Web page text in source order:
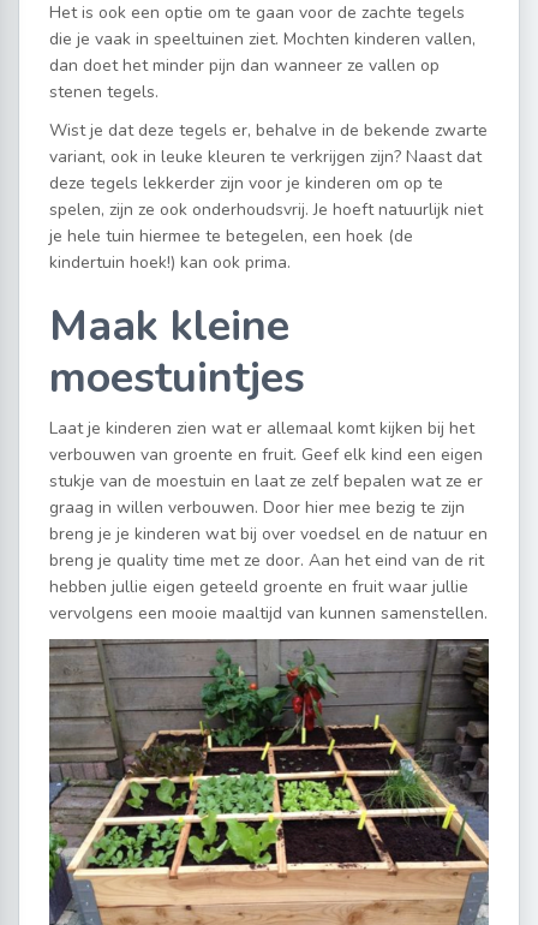
Het is ook een optie om te gaan voor de zachte tegels
die je vaak in speeltuinen ziet. Mochten kinderen vallen,
dan doet het minder pijn dan wanneer ze vallen op
stenen tegels.
Wist je dat deze tegels er, behalve in de bekende zwarte
variant, ook in leuke kleuren te verkrijgen zijn? Naast dat
deze tegels lekkerder zijn voor je kinderen om op te
spelen, zijn ze ook onderhoudsvrij. Je hoeft natuurlijk niet
je hele tuin hiermee te betegelen, een hoek (de
kindertuin hoek!) kan ook prima.
Maak kleine
moestuintjes
Laat je kinderen zien wat er allemaal komt kijken bij het
verbouwen van groente en fruit. Geef elk kind een eigen
stukje van de moestuin en laat ze zelf bepalen wat ze er
graag in willen verbouwen. Door hier mee bezig te zijn
breng je je kinderen wat bij over voedsel en de natuur en
breng je quality time met ze door. Aan het eind van de rit
hebben jullie eigen geteeld groente en fruit waar jullie
vervolgens een mooie maaltijd van kunnen samenstellen.